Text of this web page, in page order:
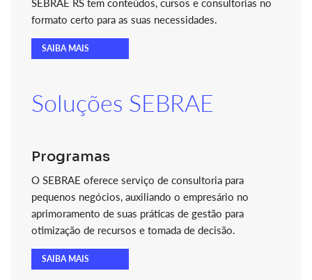
SEBRAE RS tem conteúdos, cursos e consultorias no
formato certo para as suas necessidades.
SAIBA MAIS
Soluções SEBRAE
Programas
O SEBRAE oferece serviço de consultoria para
pequenos negócios, auxiliando o empresário no
aprimoramento de suas práticas de gestão para
otimização de recursos e tomada de decisão.
SAIBA MAIS